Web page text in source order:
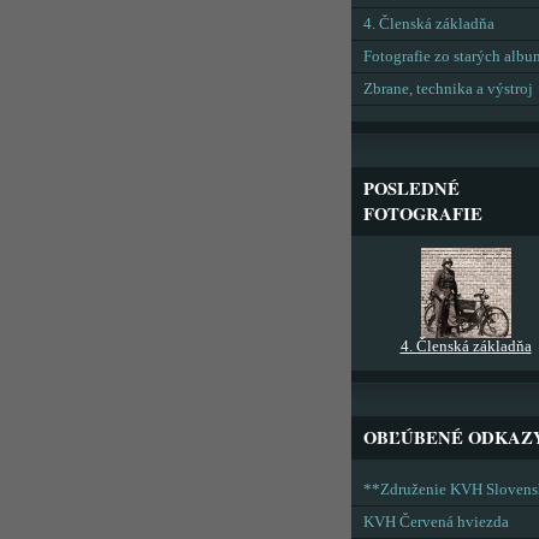
4. Členská základňa
Fotografie zo starých
Zbrane, technika a výstroj
POSLEDNÉ
FOTOGRAFIE
4. Členská základňa
OBĽÚBENÉ
**Združenie KVH
KVH Červená hviezda